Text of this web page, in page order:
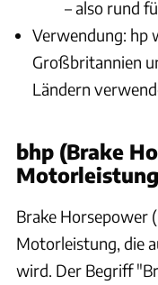
– also rund
Verwendung: hp
Großbritannien
Ländern
bhp (Brake
Motorleistung
Brake Horsepower
Motorleistung, die
wird. Der Begriff